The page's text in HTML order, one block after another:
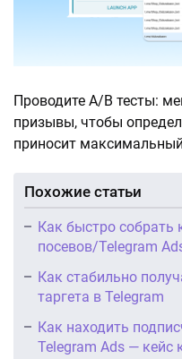
Проводите A/B тесты:
призывы, чтобы
приносит
Похожие статьи
Как быстро собрать
посевов/Telegram
Как стабильно
таргета в Telegram
Как находить
Telegram Ads — кейс